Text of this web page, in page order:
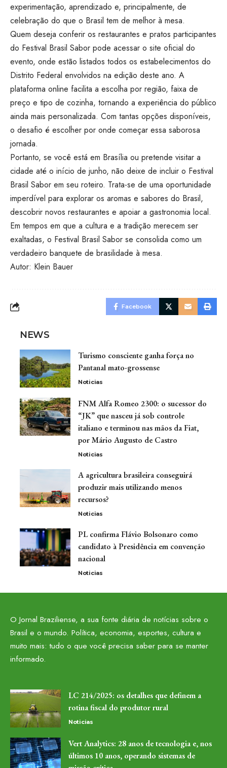
experimentação, aprendizado e, principalmente, de
celebração do que o Brasil tem de melhor à mesa.
Quem deseja conferir os restaurantes e pratos participantes
do Festival Brasil Sabor pode acessar o site oficial do
evento, onde estão listados todos os estabelecimentos do
Distrito Federal envolvidos na edição deste ano. A
plataforma online facilita a escolha por região, faixa de
preço e tipo de cozinha, tornando a experiência do público
ainda mais personalizada. Com tantas opções disponíveis,
o desafio é escolher por onde começar essa saborosa
jornada.
Portanto, se você está em Brasília ou pretende visitar a
cidade até o início de junho, não deixe de incluir o Festival
Brasil Sabor em seu roteiro. Trata-se de uma oportunidade
imperdível para explorar os aromas e sabores do Brasil,
descobrir novos restaurantes e apoiar a gastronomia local.
Em tempos em que a cultura e a tradição merecem ser
exaltadas, o Festival Brasil Sabor se consolida como um
verdadeiro banquete de brasilidade à mesa.
Autor: Klein Bauer
Facebook
NEWS
Turismo consciente ganha força no
Pantanal mato-grossense
Noticias
FNM Alfa Romeo 2300: o sucessor do
“JK” que nasceu já sob controle
italiano e terminou nas mãos da Fiat,
por Mário Augusto de Castro
Noticias
A agricultura brasileira conseguirá
produzir mais utilizando menos
recursos?
Noticias
PL confirma Flávio Bolsonaro como
candidato à Presidência em convenção
nacional
Noticias
O Jornal Braziliense, a sua fonte diária de notícias sobre o
Brasil e o mundo. Política, economia, esportes, cultura e
muito mais: tudo o que você precisa saber para se manter
informado.
LC 214/2025: os detalhes que definem a
rotina fiscal do produtor rural
Noticias
Vert Analytics: 28 anos de tecnologia e, nos
últimos 10 anos, operando sistemas de